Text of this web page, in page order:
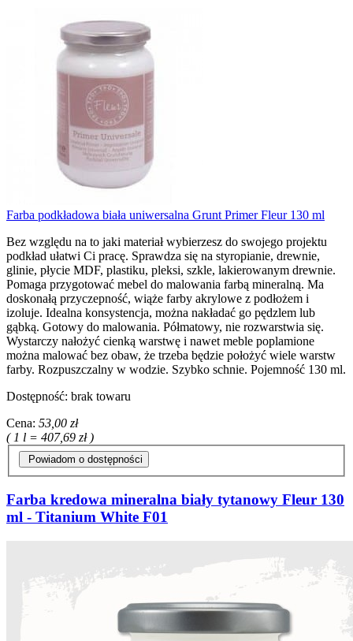
Farba podkładowa biała uniwersalna Grunt Primer Fleur 130 ml
Bez względu na to jaki materiał wybierzesz do swojego projektu
podkład ułatwi Ci pracę. Sprawdza się na styropianie, drewnie,
glinie, płycie MDF, plastiku, pleksi, szkle, lakierowanym drewnie.
Pomaga przygotować mebel do malowania farbą mineralną. Ma
doskonałą przyczepność, wiąże farby akrylowe z podłożem i
izoluje. Idealna konsystencja, można nakładać go pędzlem lub
gąbką. Gotowy do malowania. Półmatowy, nie rozwarstwia się.
Wystarczy nałożyć cienką warstwę i nawet meble poplamione
można malować bez obaw, że trzeba będzie położyć wiele warstw
farby. Rozpuszczalny w wodzie. Szybko schnie. Pojemność 130 ml.
Dostępność: brak towaru
Cena: 53,00 zł
( 1 l = 407,69 zł )
Powiadom o dostępności
Farba kredowa mineralna biały tytanowy Fleur 130
ml - Titanium White F01